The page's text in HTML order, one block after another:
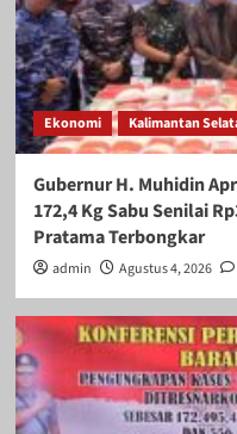
Ekonomi Kalimantan
Gubernur H. Muhidin
172,4 Kg Sabu Senilai
Pratama Terbongkar
admin Agustus 4, 2026